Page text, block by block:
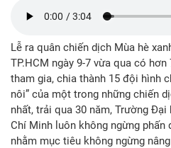
Lễ ra quân chiến dịch Mùa hè
TP.HCM ngày 9-7 vừa qua có
tham gia, chia thành 15 đội hình
nôi” của một trong những chiến
nhất, trải qua 30 năm, Trường
Chí Minh luôn không ngừng phấn
nhằm mục tiêu không ngừng